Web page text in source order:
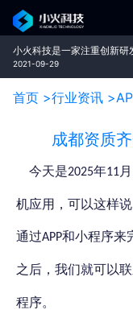
小火科技是一家注重创新研
2021-09-29
首页 >行业资讯 >
成都资质
今天是2025年11
机应用，可以这样
通过APP和小程序来
之后，我们就可以
程序。